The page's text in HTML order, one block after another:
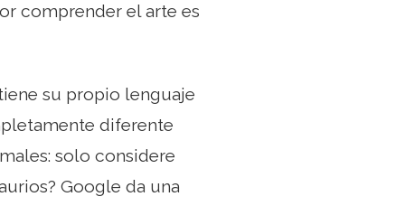
comprender el arte es
su propio lenguaje
diferente
solo considere
Google da una